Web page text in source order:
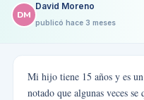
DM
David Moreno
publicó hace 3 meses
Mi hijo tiene 15 años y es
notado que algunas veces